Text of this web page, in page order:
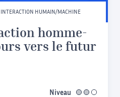
INTERACTION HUMAIN/MACHINE
homme-
vers le futur
Niveau intermédiaire